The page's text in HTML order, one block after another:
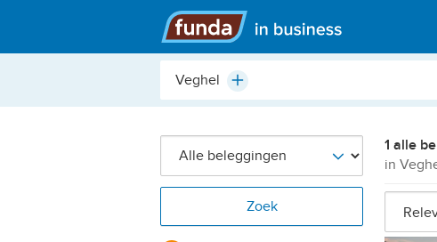
Hoofdmenu
Plaats,
buurt,
etc.
Plus
Zoek
1 alle
in